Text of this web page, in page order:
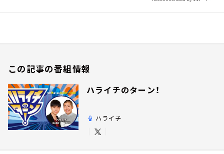
この記事の番組情報
ハライチのターン！
ハライチ